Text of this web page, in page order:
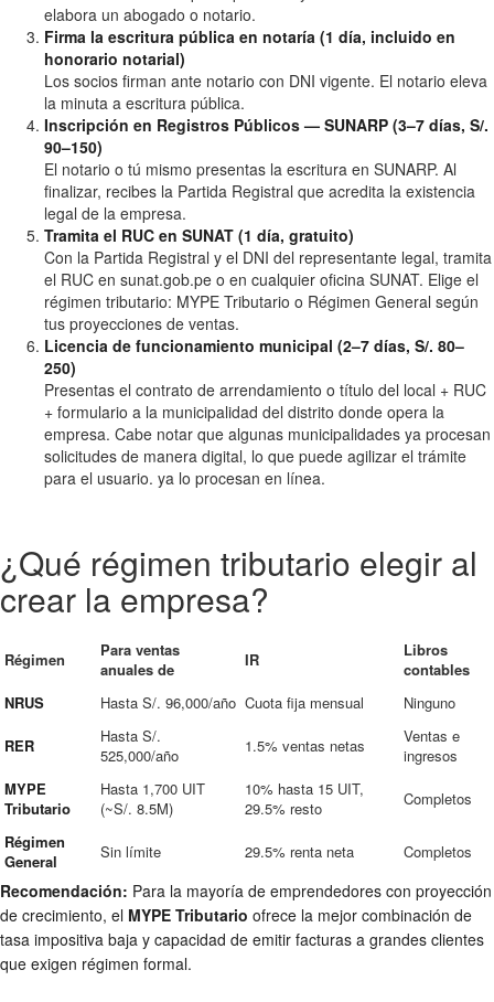
elabora un abogado o notario.
Firma la escritura pública en notaría (1 día, incluido en
honorario notarial)
Los socios firman ante notario con DNI vigente. El notario eleva
la minuta a escritura pública.
Inscripción en Registros Públicos — SUNARP (3–7 días, S/.
90–150)
El notario o tú mismo presentas la escritura en SUNARP. Al
finalizar, recibes la Partida Registral que acredita la existencia
legal de la empresa.
Tramita el RUC en SUNAT (1 día, gratuito)
Con la Partida Registral y el DNI del representante legal, tramita
el RUC en sunat.gob.pe o en cualquier oficina SUNAT. Elige el
régimen tributario: MYPE Tributario o Régimen General según
tus proyecciones de ventas.
Licencia de funcionamiento municipal (2–7 días, S/. 80–
250)
Presentas el contrato de arrendamiento o título del local + RUC
+ formulario a la municipalidad del distrito donde opera la
empresa. Cabe notar que algunas municipalidades ya procesan
solicitudes de manera digital, lo que puede agilizar el trámite
para el usuario. ya lo procesan en línea.
¿Qué régimen tributario elegir al
crear la empresa?
Régimen
Para ventas
anuales de
IR
Libros
contables
NRUS
Hasta S/. 96,000/año Cuota fija mensual Ninguno
RER
Hasta S/.
525,000/año
1.5% ventas netas
Ventas e
ingresos
MYPE
Tributario
Hasta 1,700 UIT
(~S/. 8.5M)
10% hasta 15 UIT,
29.5% resto
Completos
Régimen
General
Sin límite 29.5% renta neta Completos
Recomendación: Para la mayoría de emprendedores con proyección
de crecimiento, el MYPE Tributario ofrece la mejor combinación de
tasa impositiva baja y capacidad de emitir facturas a grandes clientes
que exigen régimen formal.